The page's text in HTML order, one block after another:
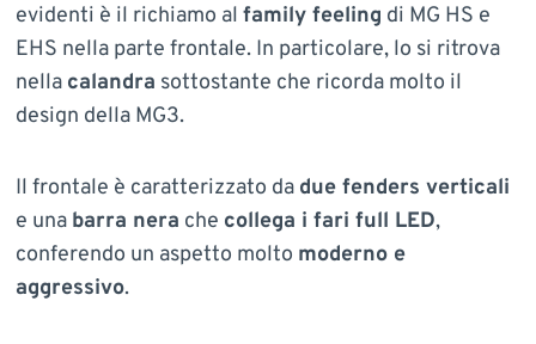
evidenti è il richiamo al family feeling di MG HS e
EHS nella parte frontale. In particolare, lo si ritrova
nella calandra sottostante che ricorda molto il
design della MG3.
Il frontale è caratterizzato da due fenders verticali
e una barra nera che collega i fari full LED,
conferendo un aspetto molto moderno e
aggressivo.